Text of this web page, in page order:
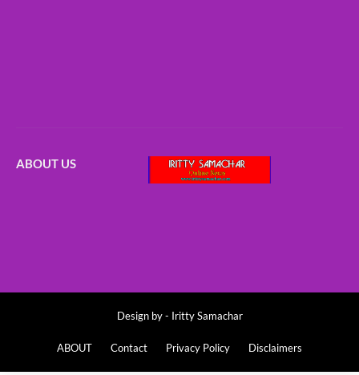
ABOUT US
Design by - Iritty Samachar
ABOUT Contact Privacy Policy Disclaimers